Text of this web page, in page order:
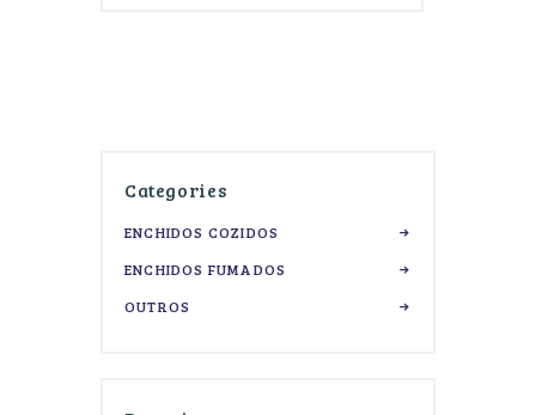
Categories
ENCHIDOS COZIDOS
ENCHIDOS FUMADOS
OUTROS